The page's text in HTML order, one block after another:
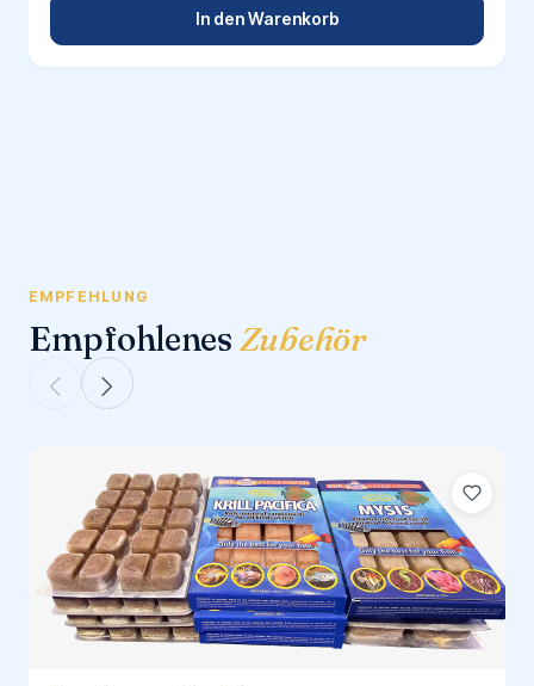
In den Warenkorb
EMPFEHLUNG
Empfohlenes Zubehör